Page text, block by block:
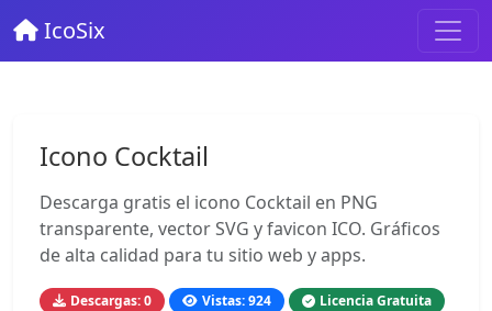
IcoSix
Icono Cocktail
Descarga gratis el icono Cocktail en PNG
transparente, vector SVG y favicon ICO. Gráficos
de alta calidad para tu sitio web y apps.
Descargas: 0 Vistas: 924 Licencia Gratuita